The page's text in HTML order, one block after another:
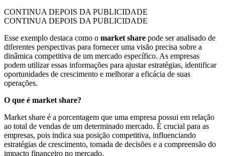
CONTINUA DEPOIS DA PUBLICIDADE
CONTINUA DEPOIS DA PUBLICIDADE
Esse exemplo destaca como o market share pode ser analisado de
diferentes perspectivas para fornecer uma visão precisa sobre a
dinâmica competitiva de um mercado específico. As empresas
podem utilizar essas informações para ajustar estratégias, identificar
oportunidades de crescimento e melhorar a eficácia de suas
operações.
O que é market share?
Market share é a porcentagem que uma empresa possui em relação
ao total de vendas de um determinado mercado. É crucial para as
empresas, pois indica sua posição competitiva, influenciando
estratégias de crescimento, tomada de decisões e a compreensão do
impacto financeiro no mercado.